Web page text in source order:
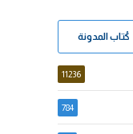
كُتاب المدونة
11236
784